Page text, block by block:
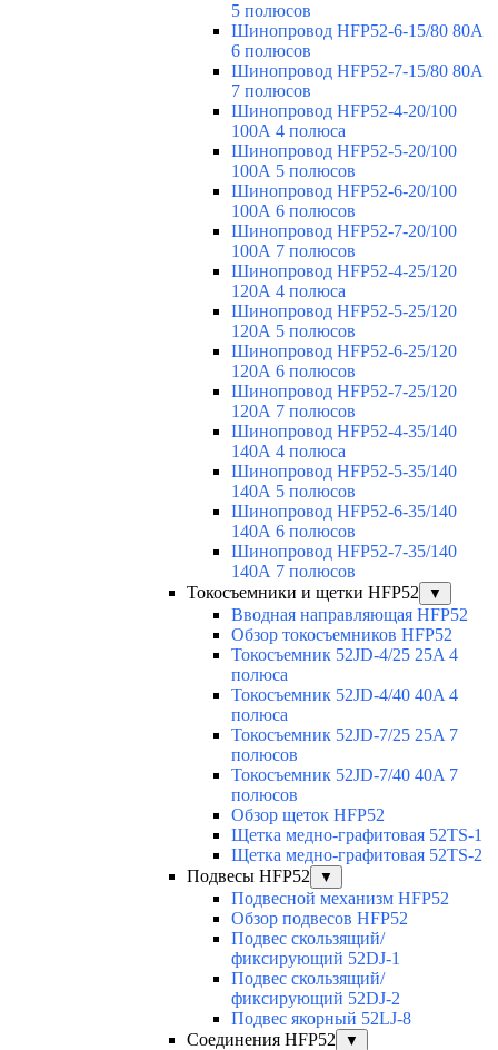
5 полюсов
Шинопровод HFP52-6-15/80 80А
6 полюсов
Шинопровод HFP52-7-15/80 80А
7 полюсов
Шинопровод HFP52-4-20/100
100А 4 полюса
Шинопровод HFP52-5-20/100
100А 5 полюсов
Шинопровод HFP52-6-20/100
100А 6 полюсов
Шинопровод HFP52-7-20/100
100А 7 полюсов
Шинопровод HFP52-4-25/120
120А 4 полюса
Шинопровод HFP52-5-25/120
120А 5 полюсов
Шинопровод HFP52-6-25/120
120А 6 полюсов
Шинопровод HFP52-7-25/120
120А 7 полюсов
Шинопровод HFP52-4-35/140
140А 4 полюса
Шинопровод HFP52-5-35/140
140А 5 полюсов
Шинопровод HFP52-6-35/140
140А 6 полюсов
Шинопровод HFP52-7-35/140
140А 7 полюсов
Токосъемники и щетки HFP52
▼
Вводная направляющая HFP52
Обзор токосъемников HFP52
Токосъемник 52JD-4/25 25A 4
полюса
Токосъемник 52JD-4/40 40A 4
полюса
Токосъемник 52JD-7/25 25A 7
полюсов
Токосъемник 52JD-7/40 40A 7
полюсов
Обзор щеток HFP52
Щетка медно-графитовая 52TS-1
Щетка медно-графитовая 52TS-2
Подвесы HFP52
▼
Подвесной механизм HFP52
Обзор подвесов HFP52
Подвес скользящий/
фиксирующий 52DJ-1
Подвес скользящий/
фиксирующий 52DJ-2
Подвес якорный 52LJ-8
Соединения HFP52
▼